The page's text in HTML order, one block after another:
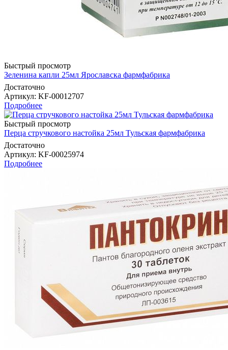
Быстрый просмотр
Зеленина капли 25мл Ярославска фармфабрика
Достаточно
Артикул: KF-00012707
Подробнее
Быстрый просмотр
Перца стручкового настойка 25мл Тульская фармфабрика
Достаточно
Артикул: KF-00025974
Подробнее